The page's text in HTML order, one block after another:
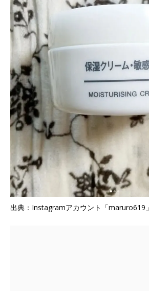
出典：Instagramアカウント「maruro619」